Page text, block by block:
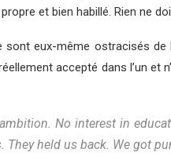
et bien habillé. Rien ne
sont eux-même ostracisés
accepté dans l’un
No interest in
held us back. We got